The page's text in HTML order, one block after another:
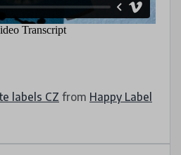
labels CZ from Happy Label